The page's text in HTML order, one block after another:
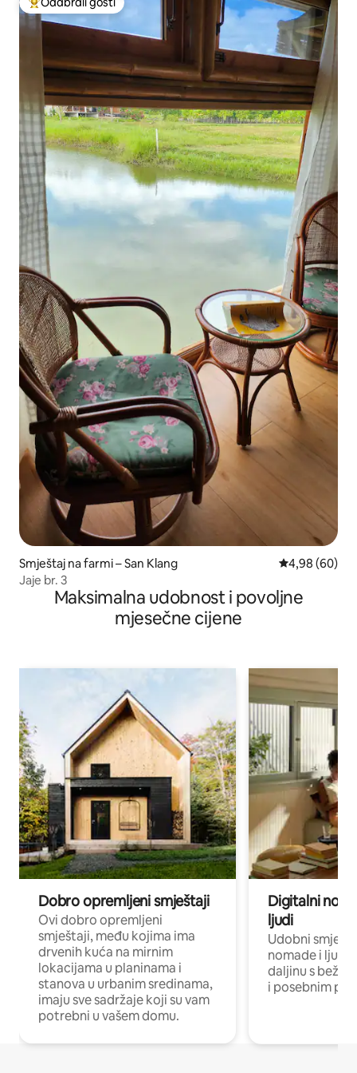
Među najviše rangiranima s oznakom „Odabrali gosti”
Smještaj na farmi – San Klang Prosječna
4,98 (60)
Jaje br. 3
Maksimalna udobnost i povoljne
mjesečne cijene
Dobro opremljeni smještaji
Ovi dobro opremljeni
smještaji, među kojima ima
drvenih kuća na mirnim
lokacijama u planinama i
stanova u urbanim sredinama,
imaju sve sadržaje koji su vam
potrebni u vašem domu.
Digitalni
ljudi
Udobni
nomade i ljude
daljinu s
i posebnim